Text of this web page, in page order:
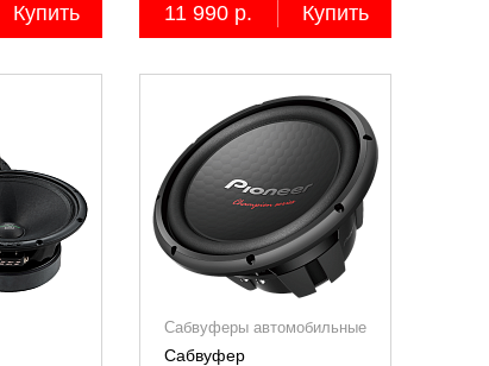
Купить 11 990 р. Купить
Сабвуферы автомобильные
Сабвуфер